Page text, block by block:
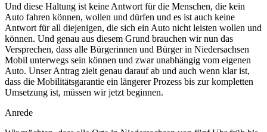
Und diese Haltung ist keine Antwort für die Menschen, die kein
Auto fahren können, wollen und dürfen und es ist auch keine
Antwort für all diejenigen, die sich ein Auto nicht leisten wollen und
können. Und genau aus diesem Grund brauchen wir nun das
Versprechen, dass alle Bürgerinnen und Bürger in Niedersachsen
Mobil unterwegs sein können und zwar unabhängig vom eigenen
Auto. Unser Antrag zielt genau darauf ab und auch wenn klar ist,
dass die Mobilitätsgarantie ein längerer Prozess bis zur kompletten
Umsetzung ist, müssen wir jetzt beginnen.
Anrede